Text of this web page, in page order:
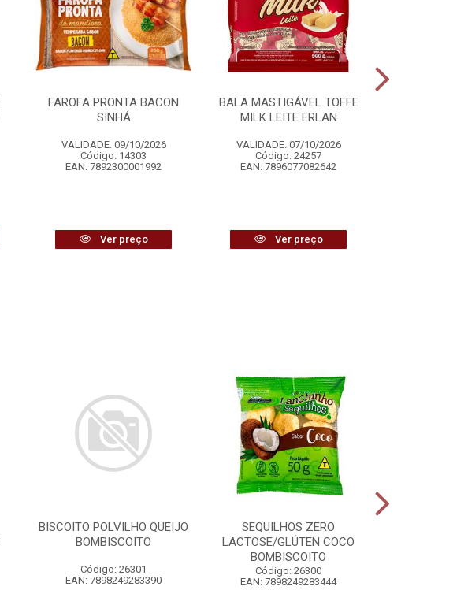
FAROFA PRONTA BACON
SINHÁ
VALIDADE: 09/10/2026
Código: 14303
EAN: 7892300001992
Ver preço
BALA MASTIGÁVEL TOFFE
MILK LEITE ERLAN
VALIDADE: 07/10/2026
Código: 24257
EAN: 7896077082642
Ver preço
BISCOITO POLVILHO QUEIJO
BOMBISCOITO
Código: 26301
EAN: 7898249283390
SEQUILHOS ZERO
LACTOSE/GLÚTEN COCO
BOMBISCOITO
Código: 26300
EAN: 7898249283444